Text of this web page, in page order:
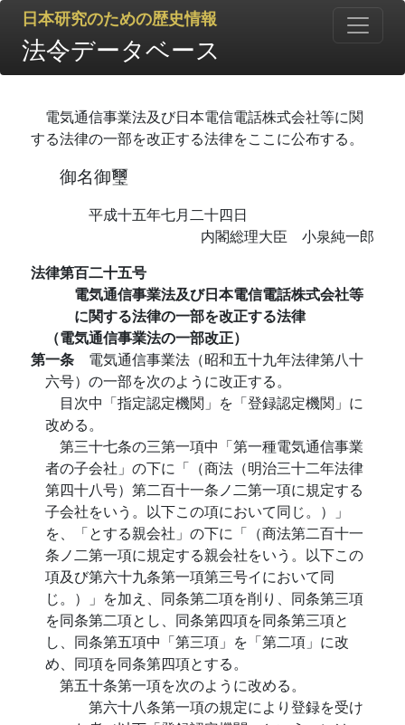
日本研究のための歴史情報
法令データベース
電気通信事業法及び日本電信電話株式会社等に関
する法律の一部を改正する法律をここに公布する。
御名御璽
平成十五年七月二十四日
内閣総理大臣 小泉純一郎
法律第百二十五号
電気通信事業法及び日本電信電話株式会社等
に関する法律の一部を改正する法律
（電気通信事業法の一部改正）
第一条 電気通信事業法（昭和五十九年法律第八十
六号）の一部を次のように改正する。
目次中「指定認定機関」を「登録認定機関」に
改める。
第三十七条の三第一項中「第一種電気通信事業
者の子会社」の下に「（商法（明治三十二年法律
第四十八号）第二百十一条ノ二第一項に規定する
子会社をいう。以下この項において同じ。）」
を、「とする親会社」の下に「（商法第二百十一
条ノ二第一項に規定する親会社をいう。以下この
項及び第六十九条第一項第三号イにおいて同
じ。）」を加え、同条第二項を削り、同条第三項
を同条第二項とし、同条第四項を同条第三項と
し、同条第五項中「第三項」を「第二項」に改
め、同項を同条第四項とする。
第五十条第一項を次のように改める。
第六十八条第一項の規定により登録を受け